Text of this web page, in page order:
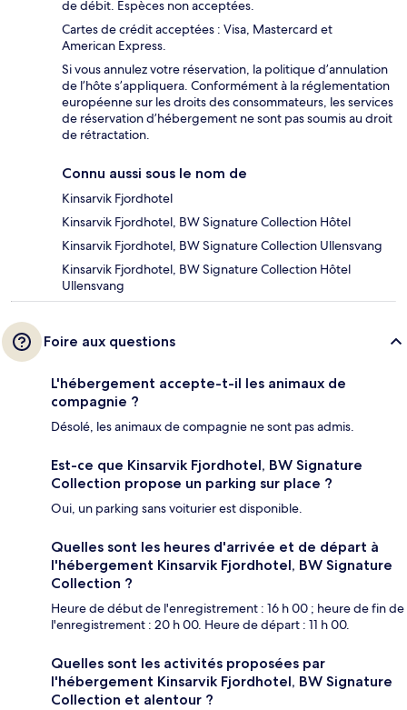
de débit. Espèces non acceptées.
Cartes de crédit acceptées : Visa, Mastercard et
American Express.
Si vous annulez votre réservation, la politique d’annulation
de l’hôte s’appliquera. Conformément à la réglementation
européenne sur les droits des consommateurs, les services
de réservation d’hébergement ne sont pas soumis au droit
de rétractation.
Connu aussi sous le nom de
Kinsarvik Fjordhotel
Kinsarvik Fjordhotel, BW Signature Collection Hôtel
Kinsarvik Fjordhotel, BW Signature Collection Ullensvang
Kinsarvik Fjordhotel, BW Signature Collection Hôtel
Ullensvang
Foire aux questions
L'hébergement accepte-t-il les animaux de
compagnie ?
Désolé, les animaux de compagnie ne sont pas admis.
Est-ce que Kinsarvik Fjordhotel, BW Signature
Collection propose un parking sur place ?
Oui, un parking sans voiturier est disponible.
Quelles sont les heures d'arrivée et de départ à
l'hébergement Kinsarvik Fjordhotel, BW Signature
Collection ?
Heure de début de l'enregistrement : 16 h 00 ; heure de fin de
l'enregistrement : 20 h 00. Heure de départ : 11 h 00.
Quelles sont les activités proposées par
l'hébergement Kinsarvik Fjordhotel, BW Signature
Collection et alentour ?